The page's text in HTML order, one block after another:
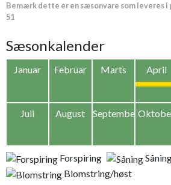
Bemærk dette er en sæsonvare som leveres i
51
Sæsonkalender
Januar Februar Marts April
Juli August September
Forspiring
Blomstring/høst